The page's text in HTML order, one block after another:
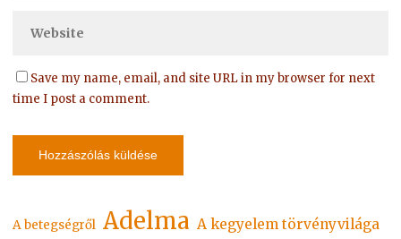
Save my name, email, and site URL in my browser for next
time I post a comment.
A betegségről Adelma A kegyelem törvényvilága